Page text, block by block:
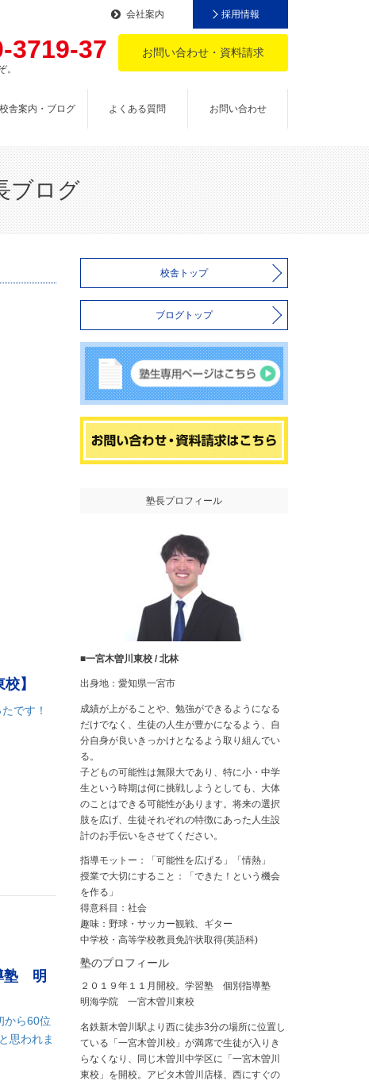
3719-37
。
お問い合わせ・資料請求
校舎案内・ブログ よくある質問 お問い合わせ
会社案内 採用情報
ブログ
】
です！
塾 明
から60位
思われま
校舎トップ
ブログトップ
塾長プロフィール
■一宮木曽川東校 / 北林
出身地：愛知県一宮市
成績が上がることや、勉強ができるようになる
だけでなく、生徒の人生が豊かになるよう、自
分自身が良いきっかけとなるよう取り組んでい
る。
子どもの可能性は無限大であり、特に小・中学
生という時期は何に挑戦しようとしても、大体
のことはできる可能性があります。将来の選択
肢を広げ、生徒それぞれの特徴にあった人生設
計のお手伝いをさせてください。
指導モットー：「可能性を広げる」「情熱」
授業で大切にすること：「できた！という機会
を作る」
得意科目：社会
趣味：野球・サッカー観戦、ギター
中学校・高等学校教員免許状取得(英語科)
塾のプロフィール
２０１９年１１月開校。学習塾 個別指導塾
明海学院 一宮木曽川東校
名鉄新木曽川駅より西に徒歩3分の場所に位置し
ている「一宮木曽川校」が満席で生徒が入りき
らなくなり、同じ木曽川中学区に「一宮木曽川
東校」を開校。アピタ木曽川店様、西にすぐの